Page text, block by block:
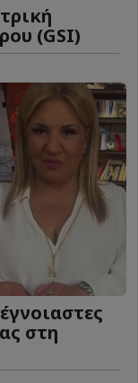
(GSI)
στη